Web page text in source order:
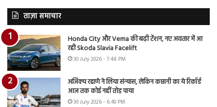
ताज़ा समाचार
Honda City और Verna की बढ़ी टेंशन, नए अवतार में आ
रही Skoda Slavia Facelift
30 July 2026 - 7:48 PM
अजिंक्य रहाणे ने लिया संन्यास, लेकिन कप्तानी का ये रिकॉर्ड
आज तक कोई नहीं तोड़ पाया
30 July 2026 - 6:40 PM